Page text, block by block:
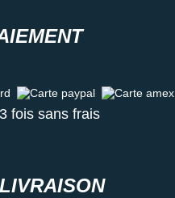
Carte paypal Carte amex
fois sans frais